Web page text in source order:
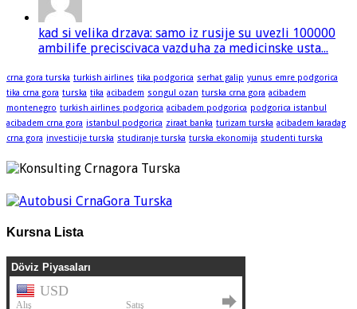
kad si velika drzava: samo iz rusije su uvezli 100000
ambilife preciscivaca vazduha za medicinske usta...
crna gora turska turkish airlines tika podgorica serhat galip yunus emre podgorica
tika crna gora turska tika acibadem songul ozan turska crna gora acibadem
montenegro turkish airlines podgorica acibadem podgorica podgorica istanbul
acibadem crna gora istanbul podgorica ziraat banka turizam turska acibadem karadag
crna gora investicije turska studiranje turska turska ekonomija studenti turska
Kursna Lista